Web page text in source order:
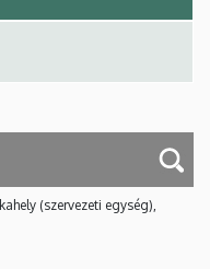
(szervezeti egység),